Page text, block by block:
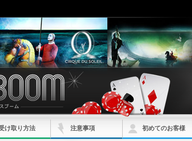
け取り方法 注意事項 初めてのお客様